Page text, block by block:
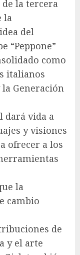
la tercera
la
del
“Peppone”
como
italianos
la Generación
dará vida a
y visiones
ofrecer a los
la
cambio
de
y el arte